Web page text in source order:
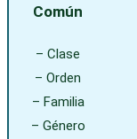
Común
– Clase
– Orden
– Familia
– Género